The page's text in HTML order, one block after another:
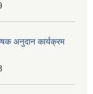
अनुदान कार्यक्रम